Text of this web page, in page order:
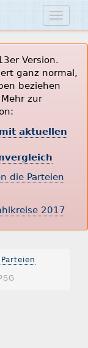
Version.
ganz normal,
beziehen
zur
aktuellen
die Parteien
2017